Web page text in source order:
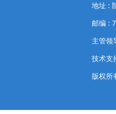
地址 :
邮编 :
主管
技术支
版权